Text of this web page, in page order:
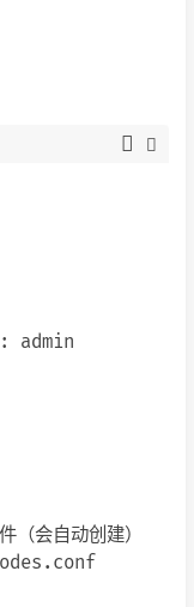
admin
会自动创建）